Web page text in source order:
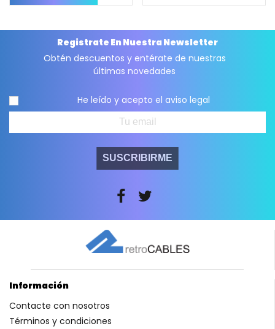
Registrate En Nuestra Newsletter
Obtén descuentos y entérate de nuestras
últimas novedades
He leído y acepto el aviso legal
SUSCRIBIRME
Información
Contacte con nosotros
Términos y condiciones